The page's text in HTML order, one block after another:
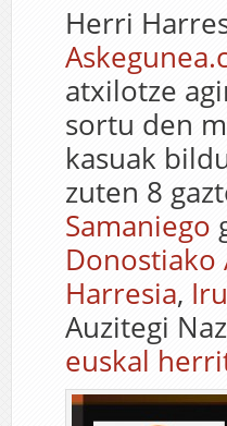
Herri
atxilotze
sortu den
kasuak
zuten 8
Samaniego
Donostiako
Harresia,
Auzitegi
euskal